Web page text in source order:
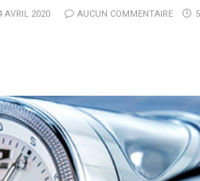
AVRIL 2020 AUCUN COMMENTAIRE